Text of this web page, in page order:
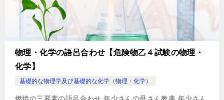
物理・化学の語呂合わせ【危険物乙４試験の物理・
化学】
基礎的な物理学及び基礎的な化学（物理・化学）